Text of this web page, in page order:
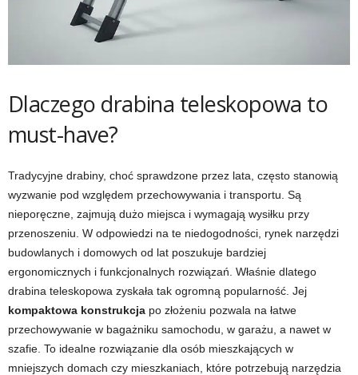
Dlaczego drabina teleskopowa to
must-have?
Tradycyjne drabiny, choć sprawdzone przez lata, często stanowią
wyzwanie pod względem przechowywania i transportu. Są
nieporęczne, zajmują dużo miejsca i wymagają wysiłku przy
przenoszeniu. W odpowiedzi na te niedogodności, rynek narzędzi
budowlanych i domowych od lat poszukuje bardziej
ergonomicznych i funkcjonalnych rozwiązań. Właśnie dlatego
drabina teleskopowa zyskała tak ogromną popularność. Jej
kompaktowa konstrukcja po złożeniu pozwala na łatwe
przechowywanie w bagażniku samochodu, w garażu, a nawet w
szafie. To idealne rozwiązanie dla osób mieszkających w
mniejszych domach czy mieszkaniach, które potrzebują narzędzia